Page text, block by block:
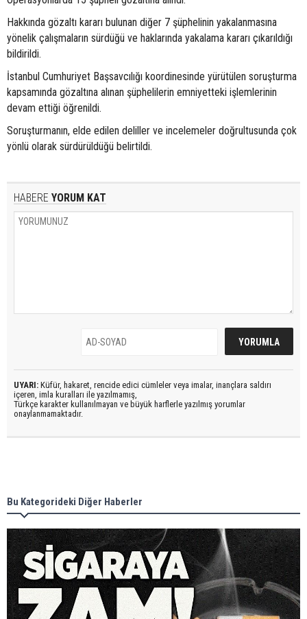
Hakkında gözaltı kararı bulunan diğer 7 şüphelinin yakalanmasına
yönelik çalışmaların sürdüğü ve haklarında yakalama kararı çıkarıldığı
bildirildi.
İstanbul Cumhuriyet Başsavcılığı koordinesinde yürütülen soruşturma
kapsamında gözaltına alınan şüphelilerin emniyetteki işlemlerinin
devam ettiği öğrenildi.
Soruşturmanın, elde edilen deliller ve incelemeler doğrultusunda çok
yönlü olarak sürdürüldüğü belirtildi.
HABERE YORUM KAT
UYARI: Küfür, hakaret, rencide edici cümleler veya imalar, inançlara saldırı
içeren, imla kuralları ile yazılmamış,
Türkçe karakter kullanılmayan ve büyük harflerle yazılmış yorumlar
onaylanmamaktadır.
Bu Kategorideki Diğer Haberler